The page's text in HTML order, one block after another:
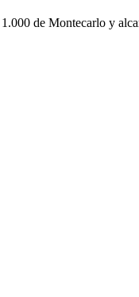
de Montecarlo y